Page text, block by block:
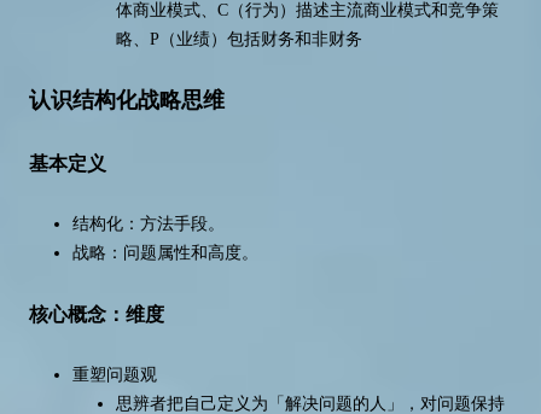
体商业模式、C（行为）描述主流商业模式和竞争策
略、P（业绩）包括财务和非财务
认识结构化战略思维
基本定义
结构化：方法手段。
战略：问题属性和高度。
核心概念：维度
重塑问题观
思辨者把自己定义为「解决问题的人」，对问题保持